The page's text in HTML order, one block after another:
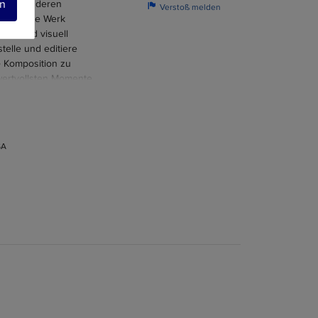
 Verstoß melden
anderen
Werk
und visuell
und editiere
zu
Momente
Collage" Wall Art
Sie Ihre
Raum in eine